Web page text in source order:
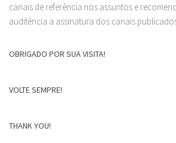
canais de referência nos assuntos e
auditência a assinatura dos canais
OBRIGADO POR SUA VISITA!
VOLTE SEMPRE!
THANK YOU!